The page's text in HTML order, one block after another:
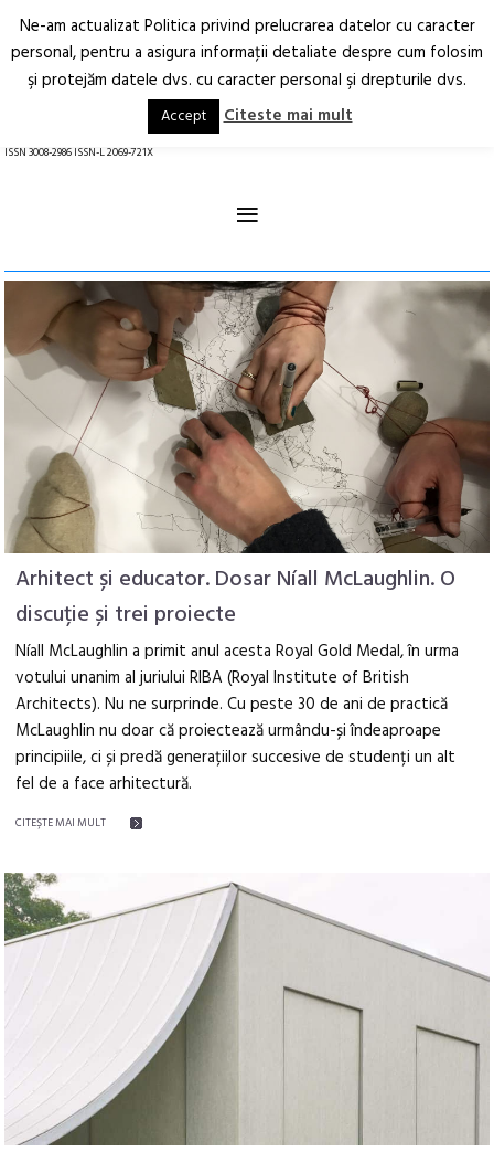
Arhitectură.
Oraș.
RO EN
ISSN 3008-2986 ISSN-L 2069-721X
≡
Arhitect și educator. Dosar Níall McLaughlin. O
discuție și trei proiecte
Níall McLaughlin a primit anul acesta Royal Gold Medal, în urma
votului unanim al juriului RIBA (Royal Institute of British
Architects). Nu ne surprinde. Cu peste 30 de ani de practică
McLaughlin nu doar că proiectează urmându-și îndeaproape
principiile, ci și predă generațiilor succesive de studenți un alt
fel de a face arhitectură.
CITEŞTE MAI MULT
Ne-am actualizat Politica privind prelucrarea datelor cu caracter
personal, pentru a asigura informaţii detaliate despre cum folosim
şi protejăm datele dvs. cu caracter personal şi drepturile dvs.
Accept Citeste mai mult